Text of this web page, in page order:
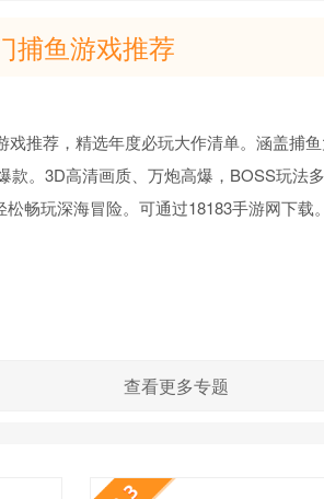
捕鱼游戏推荐
戏推荐，精选年度必玩大作清单。涵盖捕
款。3D高清画质、万炮高爆，BOSS玩法
畅玩深海冒险。可通过18183手游网下载。
查看更多专题